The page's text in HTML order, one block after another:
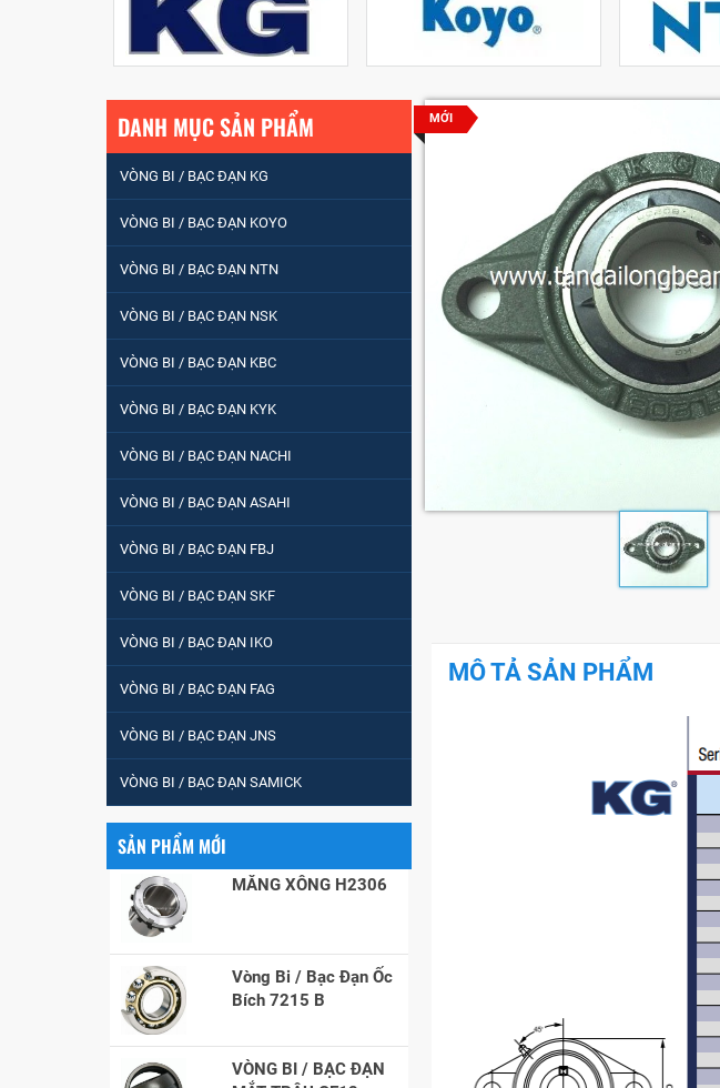
MỚI
MÔ TẢ SẢN PHẨM
DANH MỤC SẢN PHẨM
VÒNG BI / BẠC ĐẠN KG
VÒNG BI / BẠC ĐẠN KOYO
VÒNG BI / BẠC ĐẠN NTN
VÒNG BI / BẠC ĐẠN NSK
VÒNG BI / BẠC ĐẠN KBC
VÒNG BI / BẠC ĐẠN KYK
VÒNG BI / BẠC ĐẠN NACHI
VÒNG BI / BẠC ĐẠN ASAHI
VÒNG BI / BẠC ĐẠN FBJ
VÒNG BI / BẠC ĐẠN SKF
VÒNG BI / BẠC ĐẠN IKO
VÒNG BI / BẠC ĐẠN FAG
VÒNG BI / BẠC ĐẠN JNS
VÒNG BI / BẠC ĐẠN SAMICK
SẢN PHẨM MỚI
NHÀO CÀ NA 24134
tròn : 698
VÒNG BI PHS20
5200
VÒNG BI / BẠC ĐẠN
CHÀ TRÒN 51105
VÒNG BI / BẠC ĐẠN
CỐT BƠM NƯỚC
12x12x26
Bích 7215 B
MẮT TRÂU GE12